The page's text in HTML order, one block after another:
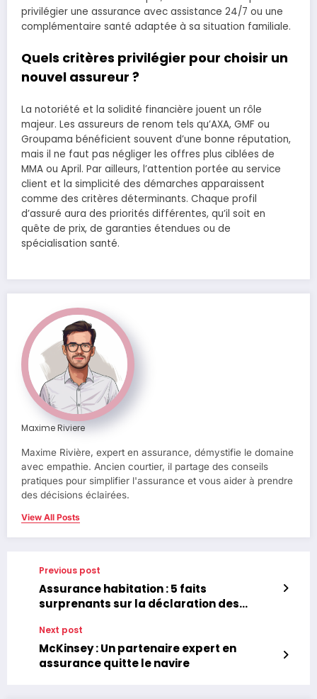
privilégier une assurance avec assistance 24/7 ou une
complémentaire santé adaptée à sa situation familiale.
Quels critères privilégier pour choisir un
nouvel assureur ?
La notoriété et la solidité financière jouent un rôle
majeur. Les assureurs de renom tels qu’AXA, GMF ou
Groupama bénéficient souvent d’une bonne réputation,
mais il ne faut pas négliger les offres plus ciblées de
MMA ou April. Par ailleurs, l’attention portée au service
client et la simplicité des démarches apparaissent
comme des critères déterminants. Chaque profil
d’assuré aura des priorités différentes, qu’il soit en
quête de prix, de garanties étendues ou de
spécialisation santé.
Maxime Riviere
Maxime Rivière, expert en assurance, démystifie le domaine
avec empathie. Ancien courtier, il partage des conseils
pratiques pour simplifier l'assurance et vous aider à prendre
des décisions éclairées.
View All Posts
Previous post
Assurance habitation : 5 faits
surprenants sur la déclaration des
Next post
McKinsey : Un partenaire expert en
assurance quitte le navire